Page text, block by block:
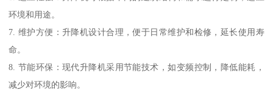
环境和用途。
7. 维护方便：升降机设计合理，便于日常维护和检修，延长使用寿
命。
8. 节能环保：现代升降机采用节能技术，如变频控制，降低能耗，
减少对环境的影响。